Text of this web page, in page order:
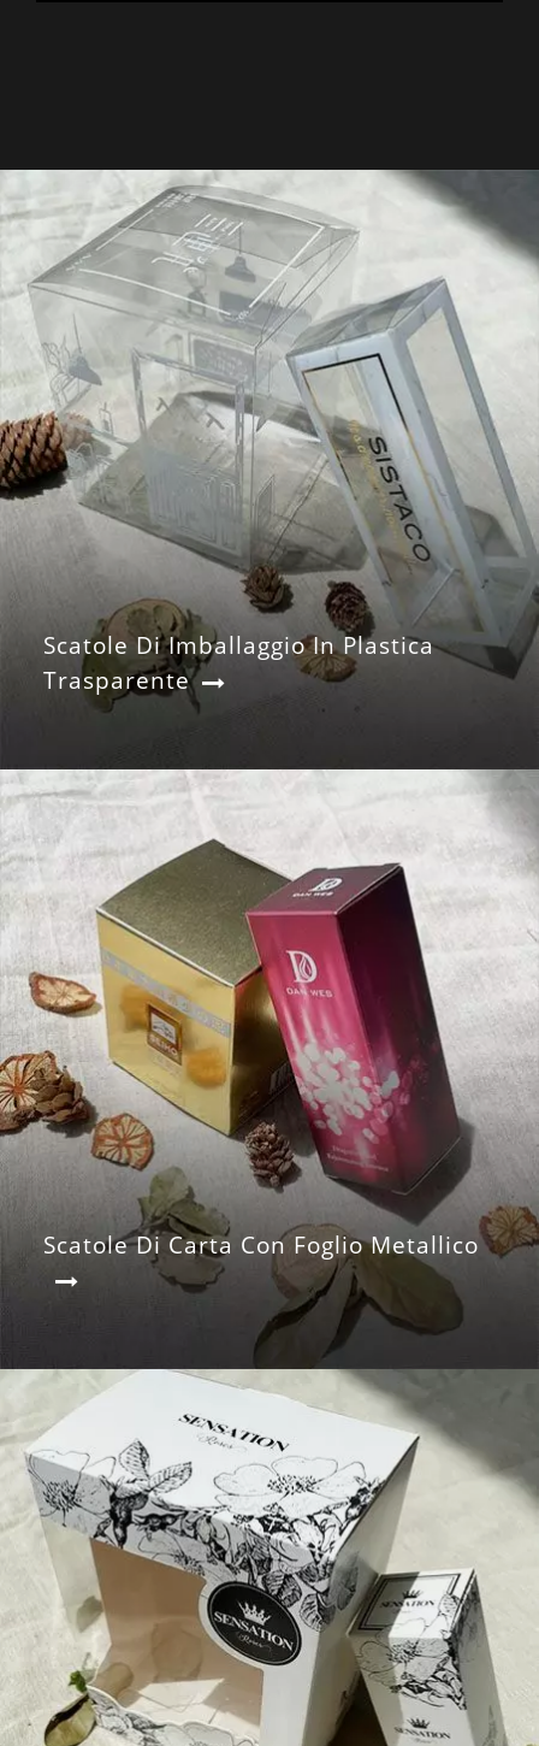
Scatole Di Imballaggio In Plastica
Trasparente
Scatole Di Carta Con Foglio Metallico